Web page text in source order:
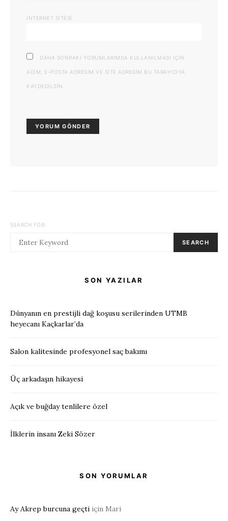
İNTERNET SITESI
DAHA SONRAKI YORUMLARIMDA KULLANILMASI IÇIN
ADIM, E-POSTA ADRESIM VE SITE ADRESIM BU TARAYICIYA
KAYDEDILSIN.
SEARCH FOR:
SEARCH
SON YAZILAR
Dünyanın en prestijli dağ koşusu serilerinden UTMB
heyecanı Kaçkarlar’da
Salon kalitesinde profesyonel saç bakımı
Üç arkadaşın hikayesi
Açık ve buğday tenlilere özel
İlklerin insanı Zeki Sözer
SON YORUMLAR
Ay Akrep burcuna geçti için Mari